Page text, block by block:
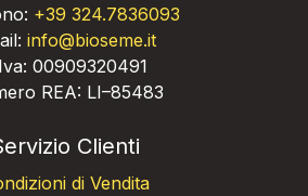
+39 324.7836093
info@bioseme.it
00909320491
REA: LI–85483
Clienti
di Vendita